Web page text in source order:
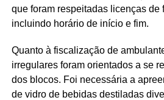
que foram respeitadas licenças de
incluindo horário de início e fim.
Quanto à fiscalização de
irregulares foram orientados a se
dos blocos. Foi necessária a
de vidro de bebidas destiladas